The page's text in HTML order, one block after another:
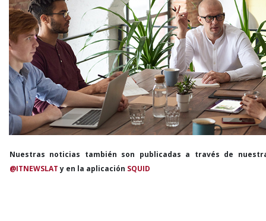
Nuestras noticias también son publicadas a través de
@ITNEWSLATy en la aplicación SQUID